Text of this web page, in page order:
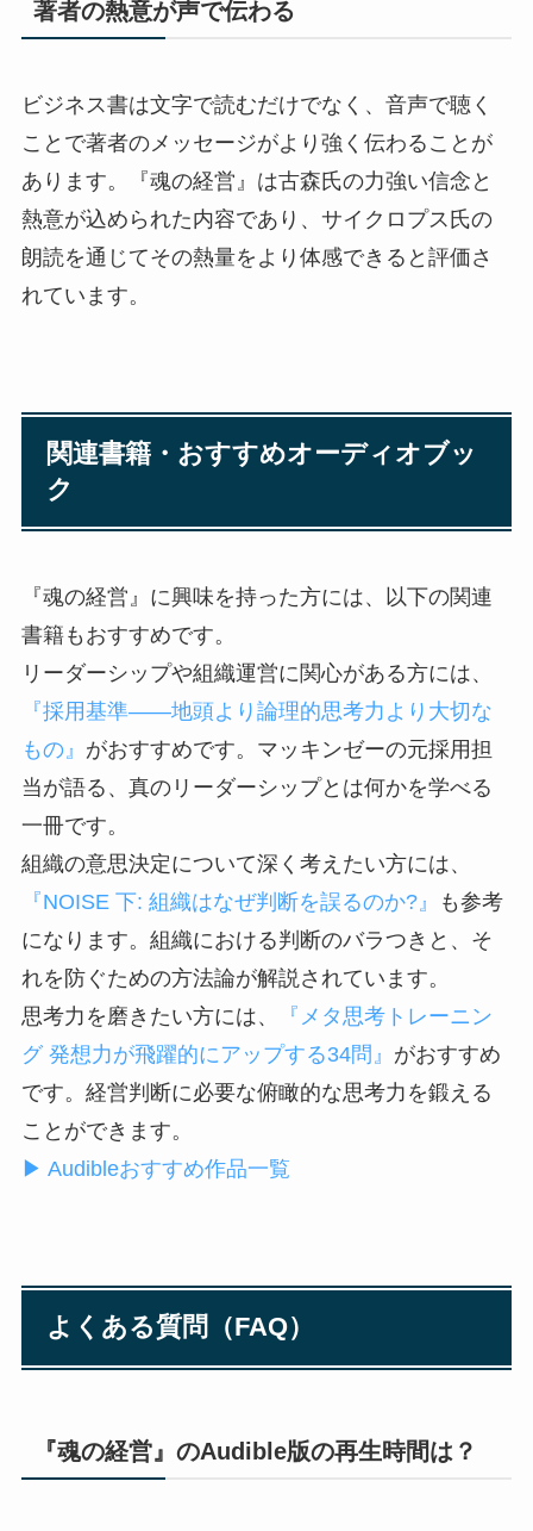
著者の熱意が声で伝わる
ビジネス書は文字で読むだけでなく、音声で聴く
ことで著者のメッセージがより強く伝わることが
あります。『魂の経営』は古森氏の力強い信念と
熱意が込められた内容であり、サイクロプス氏の
朗読を通じてその熱量をより体感できると評価さ
れています。
関連書籍・おすすめオーディオブッ
ク
『魂の経営』に興味を持った方には、以下の関連
書籍もおすすめです。
リーダーシップや組織運営に関心がある方には、
『採用基準――地頭より論理的思考力より大切な
もの』 がおすすめです。マッキンゼーの元採用担
当が語る、真のリーダーシップとは何かを学べる
一冊です。
組織の意思決定について深く考えたい方には、
『NOISE 下: 組織はなぜ判断を誤るのか?』
も参考
になります。組織における判断のバラつきと、そ
れを防ぐための方法論が解説されています。
思考力を磨きたい方には、
『メタ思考トレーニン
グ 発想力が飛躍的にアップする34問』 がおすすめ
です。経営判断に必要な俯瞰的な思考力を鍛える
ことができます。
▶ Audibleおすすめ作品一覧
よくある質問（FAQ）
『魂の経営』のAudible版の再生時間は？